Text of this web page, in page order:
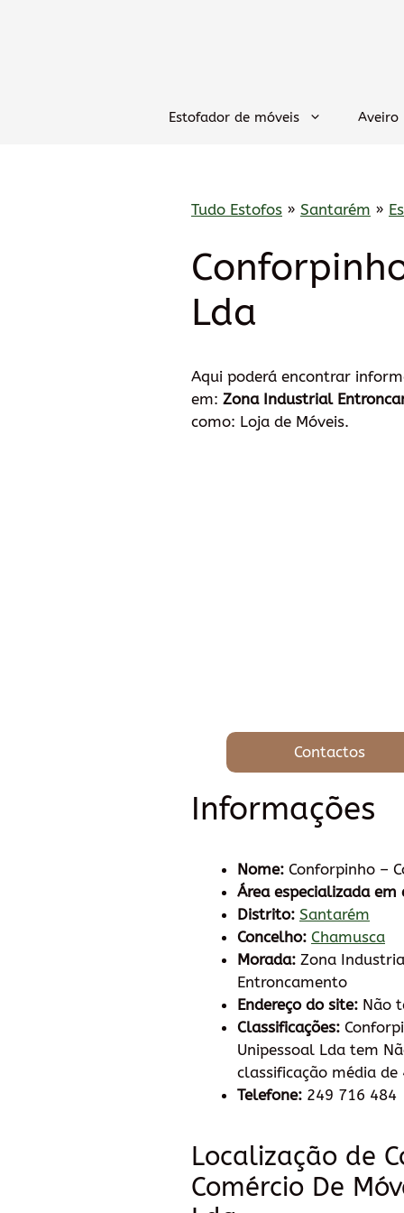
Estofador de móveis Aveiro
Tudo Estofos » Santarém »
Lda
Aqui poderá encontrar
em: Zona Industrial
como: Loja de Móveis.
Contactos
Informações
Nome: Conforpinho –
Área especializada em
Distrito: Santarém
Concelho: Chamusca
Morada: Zona
Entroncamento
Endereço do site: Não
Classificações:
Unipessoal Lda tem
classificação média de
Telefone: 249 716 484
Localização de
Comércio De